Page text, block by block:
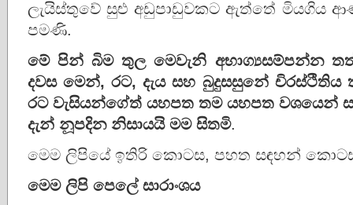
ලැයිස්තුවේ සුළු අඩුපාඩුවකට ඇත්තේ මියගිය
පමණි.
මේ පින් බිම තුල මෙවැනි අභාග්‍යසම්පන්න
දවස මෙන්,රට, දැය සහ බුදුසසුනේ චිරස්ථිතිය
රට වැසියන්ගේත් යහපත තම යහපත වශයෙන්
දැන් නූපදින නිසායයි මම සිතමි.
මෙම ලිපියේ ඉතිරි කොටස, පහත සඳහන්
මෙම ලිපි පෙලේ සාරාංශය